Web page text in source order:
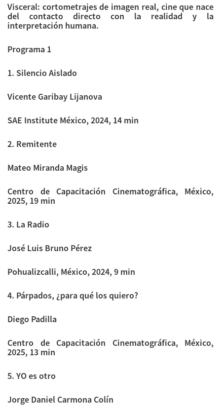
Visceral: cortometrajes de imagen real, cine que nace
del contacto directo con la realidad y la
interpretación humana.
Programa 1
1. Silencio Aislado
Vicente Garibay Lijanova
SAE Institute México, 2024, 14 min
2. Remitente
Mateo Miranda Magis
Centro de Capacitación Cinematográfica, México,
2025, 19 min
3. La Radio
José Luis Bruno Pérez
Pohualizcalli, México, 2024, 9 min
4. Párpados, ¿para qué los quiero?
Diego Padilla
Centro de Capacitación Cinematográfica, México,
2025, 13 min
5. YO es otro
Jorge Daniel Carmona Colín